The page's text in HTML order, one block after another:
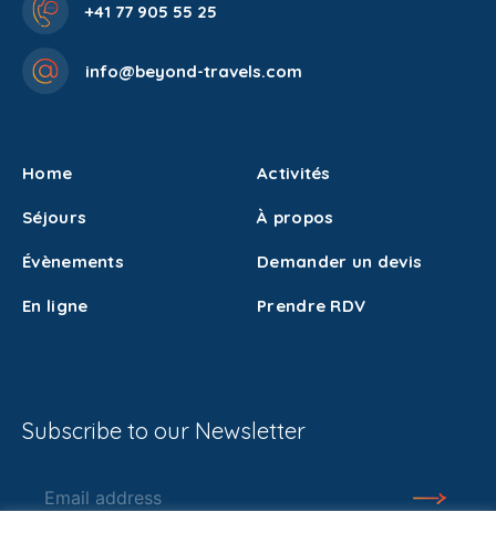
+41 77 905 55 25
info@beyond-travels.com
Home
Séjours
Évènements
En ligne
Activités
À propos
Demander un devis
Prendre RDV
Subscribe to our Newsletter